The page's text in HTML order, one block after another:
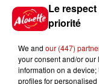
Le
priorité
We and our (447)
your consent and/or
information on a
profiles for